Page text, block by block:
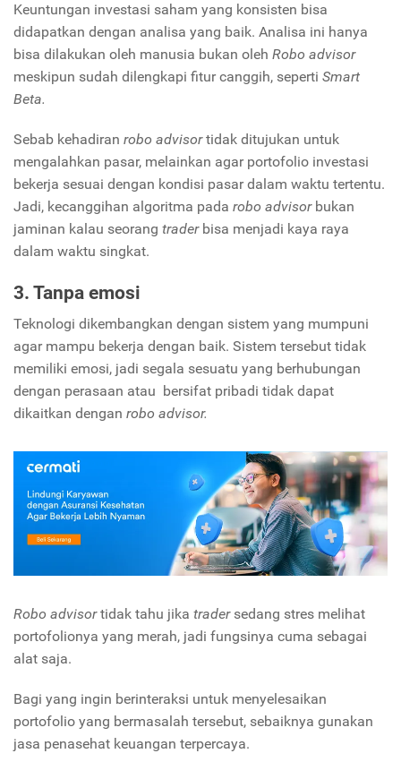
Keuntungan investasi saham yang konsisten bisa
didapatkan dengan analisa yang baik. Analisa ini hanya
bisa dilakukan oleh manusia bukan oleh Robo advisor
meskipun sudah dilengkapi fitur canggih, seperti Smart
Beta.
Sebab kehadiran robo advisortidak ditujukan untuk
mengalahkan pasar, melainkan agar portofolio investasi
bekerja sesuai dengan kondisi pasar dalam waktu tertentu.
Jadi, kecanggihan algoritma pada robo advisorbukan
jaminan kalau seorang traderbisa menjadi kaya raya
dalam waktu singkat.
3. Tanpa emosi
Teknologi dikembangkan dengan sistem yang mumpuni
agar mampu bekerja dengan baik. Sistem tersebut tidak
memiliki emosi, jadi segala sesuatu yang berhubungan
dengan perasaan atau bersifat pribadi tidak dapat
dikaitkan dengan robo advisor.
Robo advisortidak tahu jika tradersedang stres melihat
portofolionya yang merah, jadi fungsinya cuma sebagai
alat saja.
Bagi yang ingin berinteraksi untuk menyelesaikan
portofolio yang bermasalah tersebut, sebaiknya gunakan
jasa penasehat keuangan terpercaya.